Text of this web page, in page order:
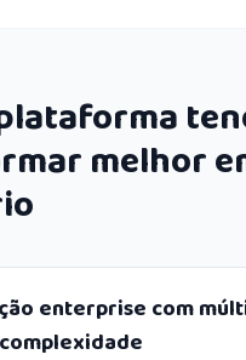
melhor
enterprise com